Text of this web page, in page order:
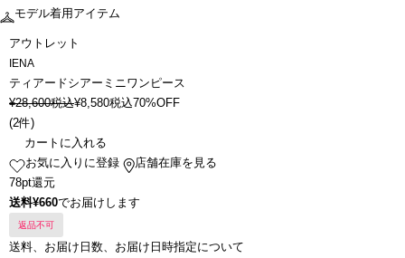
モデル着用アイテム
アウトレット
IENA
ティアードシアーミニワンピース
¥28,600税込¥8,580税込70%OFF
(2件)
カートに入れる
お気に入りに登録
店舗在庫を見る
78pt還元
送料¥660でお届けします
返品不可
送料、お届け日数、お届け日時指定について